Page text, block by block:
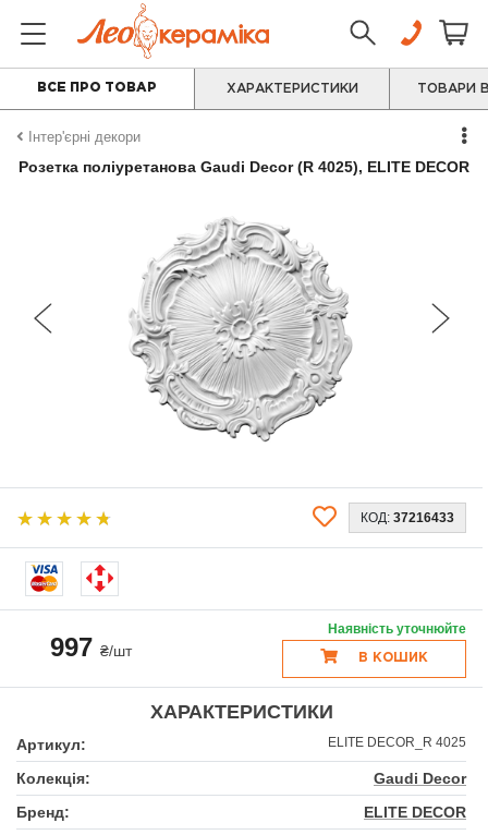
ВСЕ ПРО ТОВАР ХАРАКТЕРИСТИКИ ТОВАРИ В
Інтер'єрні декори
Розетка поліуретанова Gaudi Decor (R 4025), ELITE DECOR
КОД: 37216433
997₴/шт
Наявність уточнюйте
В КОШИК
ХАРАКТЕРИСТИКИ
Артикул: ELITE DECOR_R 4025
Колекція:
Gaudi Decor
Бренд:
ELITE DECOR